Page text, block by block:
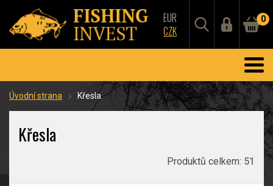
EUR
CZK
0
Úvodní strana Křesla
Křesla
Produktů celkem: 51